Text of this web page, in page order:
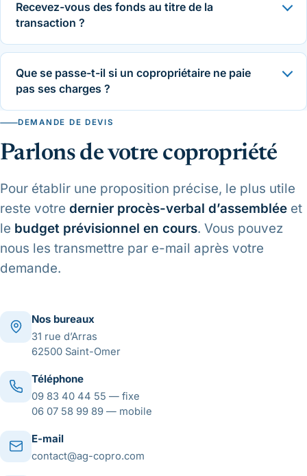
Recevez-vous des fonds au titre de la
transaction ?
Que se passe-t-il si un copropriétaire ne paie
pas ses charges ?
DEMANDE DE DEVIS
Parlons de votre copropriété
Pour établir une proposition précise, le plus utile
reste votre dernier procès-verbal d’assemblée et
le budget prévisionnel en cours. Vous pouvez
nous les transmettre par e-mail après votre
demande.
Nos bureaux
31 rue d’Arras
62500 Saint-Omer
Téléphone
09 83 40 44 55 — fixe
06 07 58 99 89 — mobile
E-mail
contact@ag-copro.com